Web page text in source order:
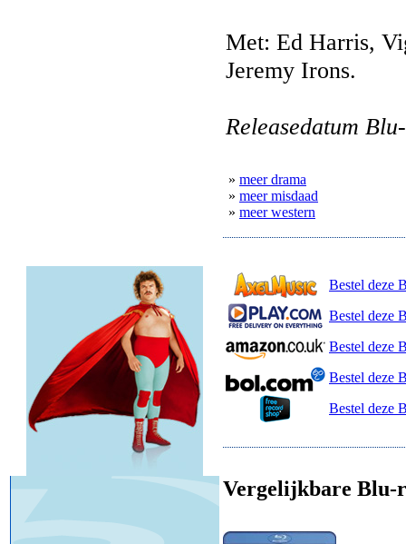
Met: Ed Harris,
Jeremy Irons.
Releasedatum
» meer drama
» meer misdaad
» meer western
Bestel deze
Bestel deze
Bestel deze
Bestel deze
Bestel deze
Vergelijkbare Blu-